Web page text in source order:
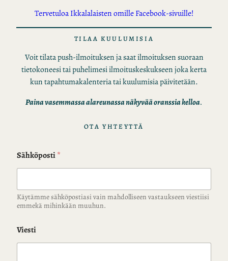
Tervetuloa Ikkalalaisten omille Facebook-sivuille!
TILAA KUULUMISIA
Voit tilata push-ilmoituksen ja saat ilmoituksen suoraan
tietokoneesi tai puhelimesi ilmoituskeskukseen joka kerta
kun tapahtumakalenteria tai kuulumisia päivitetään.
Paina vasemmassa alareunassa näkyvää oranssia kelloa.
OTA YHTEYTTÄ
Sähköposti*
Käytämme sähköpostiasi vain mahdolliseen vastaukseen viestiisi
emmekä mihinkään muuhun.
Viesti